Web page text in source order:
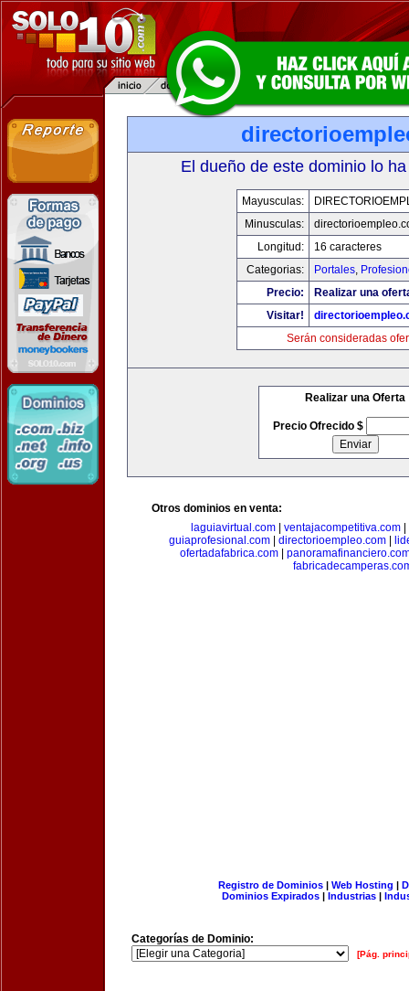
El dueño de este dominio lo
Mayusculas:
Minusculas:
Longitud:
16 caracteres
Categorias:
Portales,
Precio:
Realizar una
Visitar!
Serán consideradas
Realizar una Oferta
Precio Ofrecido $
Otros dominios en venta:
laguiavirtual.com
ventajacompetitiva.com
guiaprofesional.com| directorioempleo.com|
ofertadafabrica.com|
Registro de Dominios| Web Hosting |
Dominios Expirados | Industrias |
Categorías de Dominio:
[Pág.